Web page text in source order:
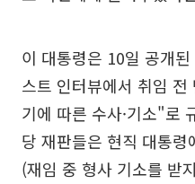
이 대통령은 10일 공개
스트 인터뷰에서 취임
기에 따른 수사·기소"로
당 재판들은 현직 대통
(재임 중 형사 기소를 받